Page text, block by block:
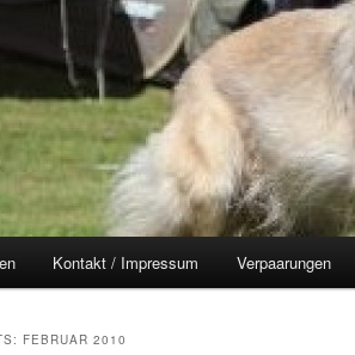
Kontakt / Impressum Verpaarungen
FEBRUAR 2010